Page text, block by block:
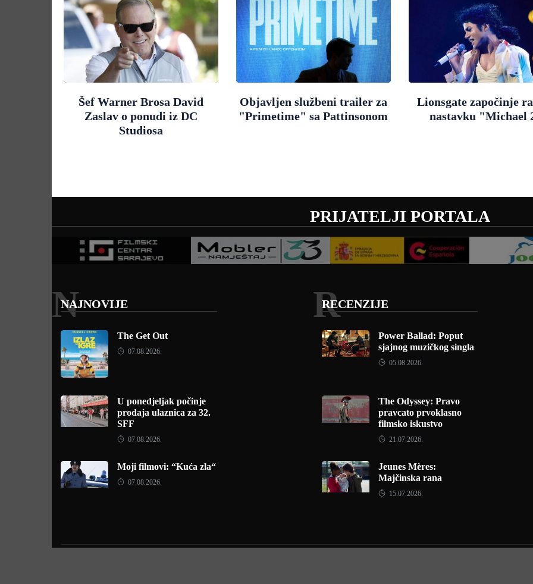
Šef Warner Brosa David
Zaslav o ponudi iz DC
Studiosa
Objavljen službeni trailer za
"Primetime" sa Pattinsonom
Lionsgate započinje
nastavku "Michael
PRIJATELJI PORTALA
NAJNOVIJE
N
The Get Out
07.08.2026.
U ponedjeljak počinje
prodaja ulaznica za 32.
SFF
07.08.2026.
Moji filmovi: “Kuća zla“
07.08.2026.
RECENZIJE
R
Power Ballad: Poput
sjajnog muzičkog singla
05.08.2026.
The Odyssey: Pravo
pravcato prvoklasno
filmsko iskustvo
21.07.2026.
Jeunes Mères:
Majčinska rana
15.07.2026.